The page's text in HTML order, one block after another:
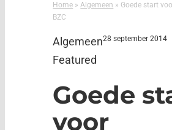
Home »Algemeen » Goede start
BZC
Algemeen
Featured
28 september 2014
Goede
voor